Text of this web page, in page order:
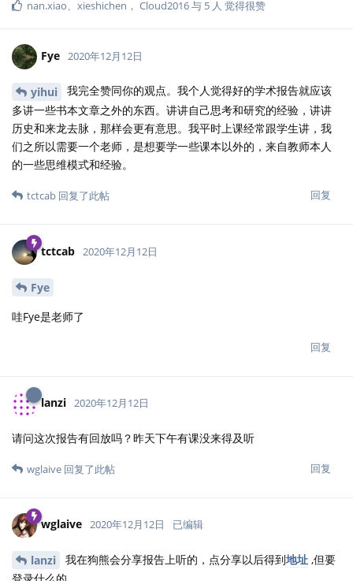
nan.xiao、 xieshichen ， Cloud2016与 5 人 觉得很赞
Fye 2020年12月12日
yihui
我完全赞同你的观点。我个人觉得好的学术报告就应该
多讲一些书本文章之外的东西。讲讲自己思考和研究的经验，讲讲
历史和来龙去脉，那样会更有意思。我平时上课经常跟学生讲，我
们之所以需要一个老师，是想要学一些课本以外的，来自教师本人
的一些思维模式和经验。
回复
tctcab 回复了此帖
tctcab 2020年12月12日
Fye
哇Fye是老师了
回复
lanzi 2020年12月12日
请问这次报告有回放吗？昨天下午有课没来得及听
回复
wglaive 回复了此帖
wglaive 2020年12月12日 已编辑
lanzi 我在狗熊会分享报告上听的，点分享以后得到地址 ,但要